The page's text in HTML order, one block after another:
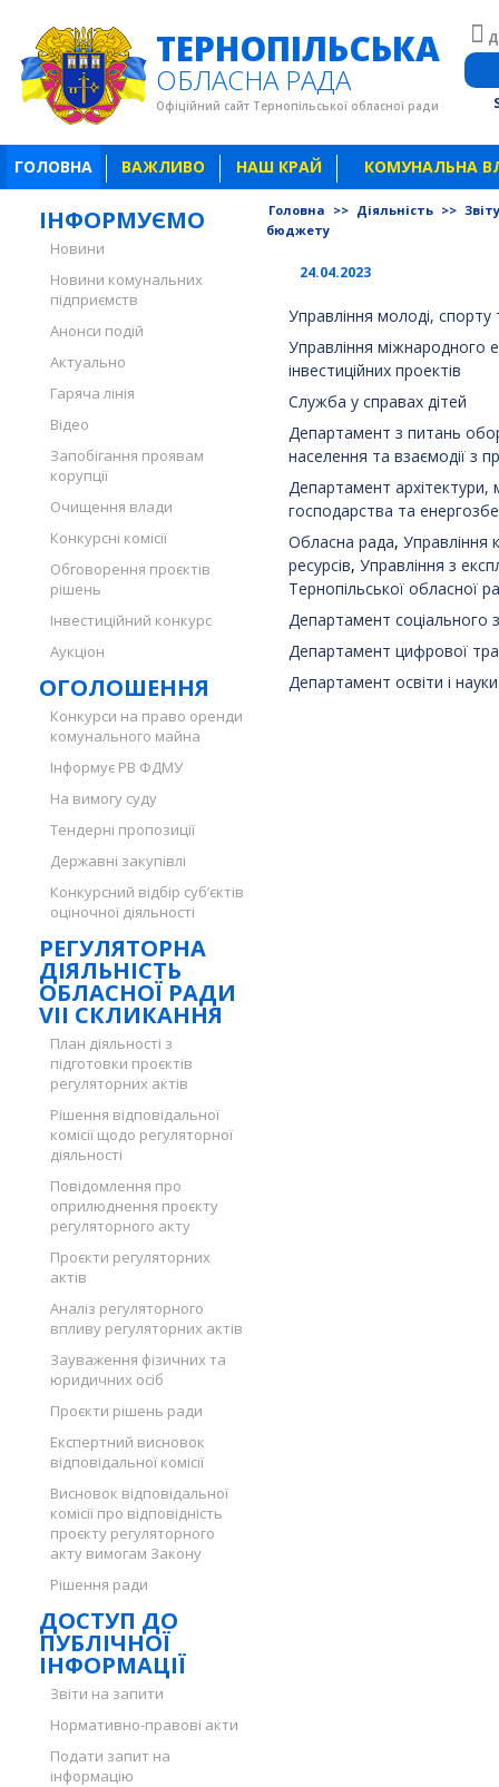
ТЕРНОПІЛЬСЬКА
ОБЛАСНА РАДА
Офіційний сайт Тернопільської обласної ради
ГОЛОВНА ВАЖЛИВО НАШ КРАЙ КОМУНАЛЬНА
ІНФОРМУЄМО
Новини
Новини комунальних
підприємств
Анонси подій
Актуально
Гаряча лінія
Відео
Запобігання проявам
корупції
Очищення влади
Конкурсні комісії
Обговорення проєктів
рішень
Інвестиційний конкурс
Аукціон
ОГОЛОШЕННЯ
Конкурси на право оренди
комунального майна
Інформує РВ ФДМУ
На вимогу суду
Тендерні пропозиції
Державні закупівлі
Конкурсний відбір суб’єктів
оціночної діяльності
РЕГУЛЯТОРНА
ДІЯЛЬНІСТЬ
ОБЛАСНОЇ РАДИ
VII СКЛИКАННЯ
План діяльності з
підготовки проєктів
регуляторних актів
Рішення відповідальної
комісії щодо регуляторної
діяльності
Повідомлення про
оприлюднення проєкту
регуляторного акту
Проєкти регуляторних
актів
Аналіз регуляторного
впливу регуляторних актів
Зауваження фізичних та
юридичних осіб
Проєкти рішень ради
Експертний висновок
відповідальної комісії
Висновок відповідальної
комісії про відповідність
проєкту регуляторного
акту вимогам Закону
Рішення ради
ДОСТУП ДО
ПУБЛІЧНОЇ
ІНФОРМАЦІЇ
Звіти на запити
Нормативно-правові акти
Подати запит на
інформацію
Головна >> Діяльність >>
бюджету
24.04.2023
Управління молоді, спорту
Управління міжнародного
інвестиційних проектів
Служба у справах дітей
Департамент з питань
населення та взаємодії з
Департамент
господарства та
Обласна рада, Управління
ресурсів, Управління з
Тернопільської обласної
Департамент соціального
Департамент цифрової
Департамент освіти і науки